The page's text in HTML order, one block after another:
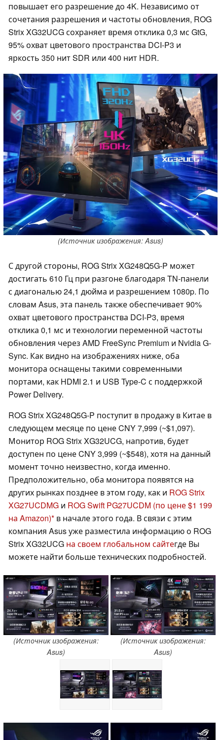
повышает его разрешение до 4K. Независимо от
сочетания разрешения и частоты обновления, ROG
Strix XG32UCG сохраняет время отклика 0,3 мс GtG,
95% охват цветового пространства DCI-P3 и
яркость 350 нит SDR или 400 нит HDR.
(Источник изображения: Asus)
С другой стороны, ROG Strix XG248Q5G-P может
достигать 610 Гц при разгоне благодаря TN-панели
с диагональю 24,1 дюйма и разрешением 1080p. По
словам Asus, эта панель также обеспечивает 90%
охват цветового пространства DCI-P3, время
отклика 0,1 мс и технологии переменной частоты
обновления через AMD FreeSync Premium и Nvidia G-
Sync. Как видно на изображениях ниже, оба
монитора оснащены такими современными
портами, как HDMI 2.1 и USB Type-C с поддержкой
Power Delivery.
ROG Strix XG248Q5G-P поступит в продажу в Китае в
следующем месяце по цене CNY 7,999 (~$1,097).
Монитор ROG Strix XG32UCG, напротив, будет
доступен по цене CNY 3,999 (~$548), хотя на данный
момент точно неизвестно, когда именно.
Предположительно, оба монитора появятся на
других рынках позднее в этом году, как и ROG Strix
XG27UCDMG и ROG Swift PG27UCDM (по цене $1 199
на Amazon) в начале этого года. В связи с этим
компания Asus уже разместила информацию о ROG
Strix XG32UCG на своем глобальном сайтегде Вы
можете найти больше технических подробностей.
(Источник изображения:
Asus)
(Источник изображения:
Asus)